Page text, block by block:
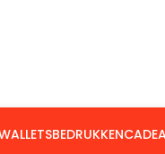
BEDRUKKEN